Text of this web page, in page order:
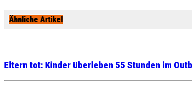
Ähnliche Artikel
Eltern tot: Kinder überleben 55 Stunden im